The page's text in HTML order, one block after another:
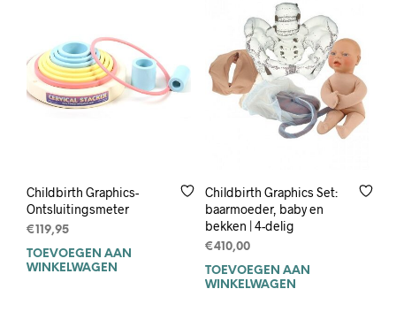
Childbirth Graphics-
Ontsluitingsmeter
€ 119,95
TOEVOEGEN AAN
WINKELWAGEN
Childbirth Graphics Set:
baarmoeder, baby en
bekken | 4-delig
€410,00
TOEVOEGEN AAN
WINKELWAGEN